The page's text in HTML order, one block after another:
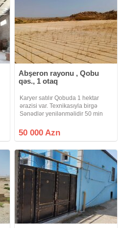
Abşeron rayonu , Qobu
qəs., 1 otaq
Karyer satılır Qobuda 1 hektar
ərazisi var. Texnikasıyla birgə
Sənədlər yenilənməlidir 50 min
50 000 Azn